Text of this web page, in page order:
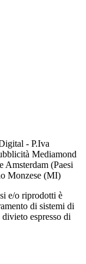
- P.Iva
Mediamond
Amsterdam (Paesi
Monzese (MI)
e/o riprodotti è
di sistemi di
espresso di